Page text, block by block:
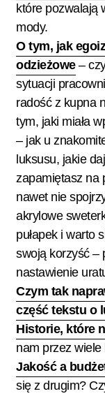
które pozwalają
mody.
O tym, jak
odzieżowe–
sytuacji
radość z kupna
tym, jaki miała
– jak u
luksusu, jakie
zapamiętasz na
nawet nie
akrylowe
pułapek i warto
swoją korzyść –
nastawienie
Czym tak
część tekstu o
Historie, które
nam przez
Jakość a
się z drugim?